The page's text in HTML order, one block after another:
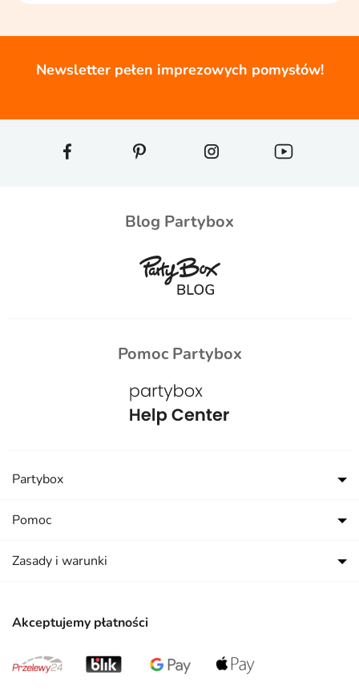
Newsletter pełen imprezowych pomysłów!
Blog Partybox
Pomoc Partybox
Akceptujemy płatności
Partybox
Pomoc
Zasady i warunki